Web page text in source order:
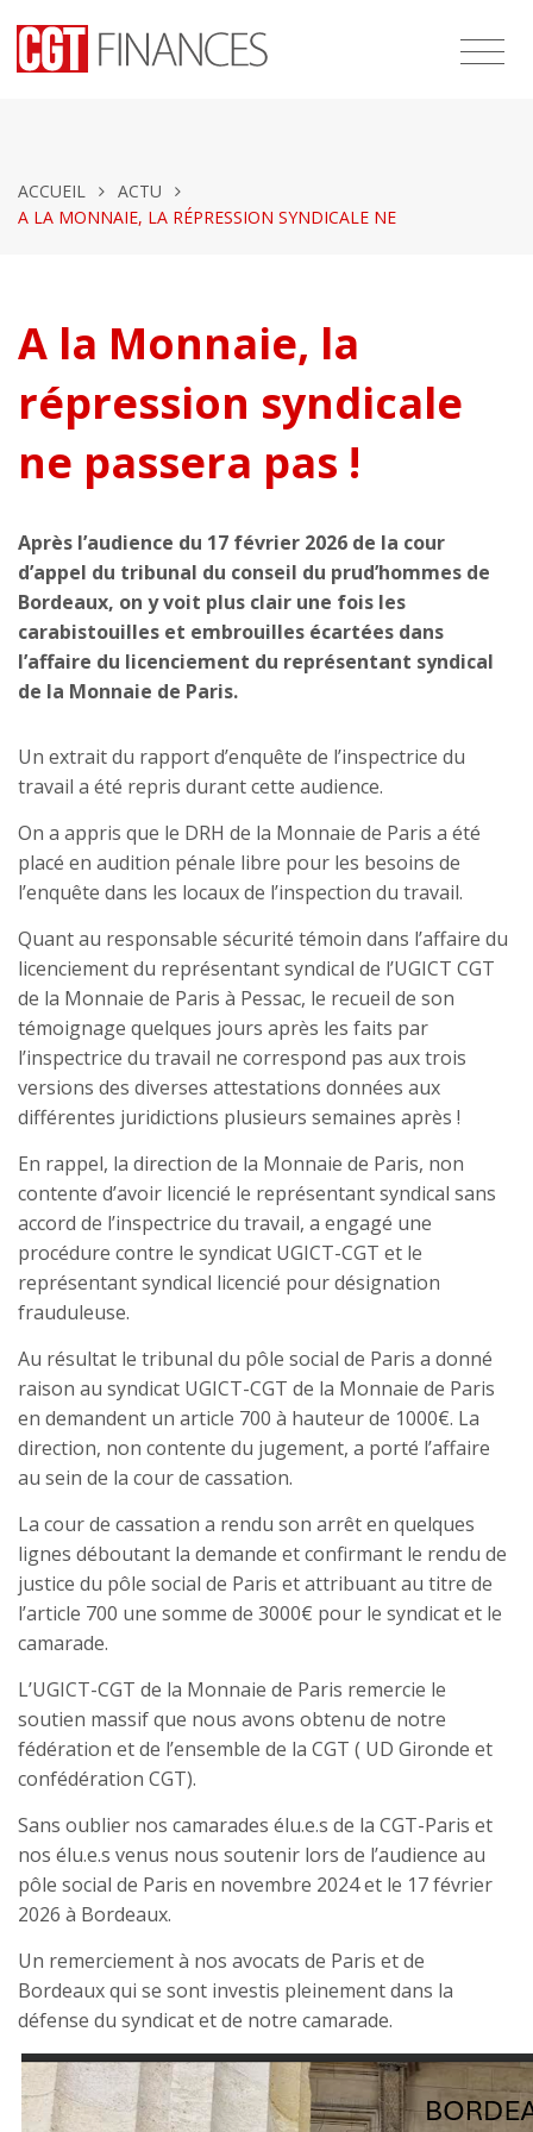
ACCUEIL
ACTU
A LA MONNAIE, LA RÉPRESSION SYNDICALE NE
A la Monnaie, la
répression syndicale
ne passera pas !
Après l’audience du 17 février 2026 de la cour
d’appel du tribunal du conseil du prud’hommes de
Bordeaux, on y voit plus clair une fois les
carabistouilles et embrouilles écartées dans
l’affaire du licenciement du représentant syndical
de la Monnaie de Paris.
Un extrait du rapport d’enquête de l’inspectrice du
travail a été repris durant cette audience.
On a appris que le DRH de la Monnaie de Paris a été
placé en audition pénale libre pour les besoins de
l’enquête dans les locaux de l’inspection du travail.
Quant au responsable sécurité témoin dans l’affaire du
licenciement du représentant syndical de l’UGICT CGT
de la Monnaie de Paris à Pessac, le recueil de son
témoignage quelques jours après les faits par
l’inspectrice du travail ne correspond pas aux trois
versions des diverses attestations données aux
différentes juridictions plusieurs semaines après !
En rappel, la direction de la Monnaie de Paris, non
contente d’avoir licencié le représentant syndical sans
accord de l’inspectrice du travail, a engagé une
procédure contre le syndicat UGICT-CGT et le
représentant syndical licencié pour désignation
frauduleuse.
Au résultat le tribunal du pôle social de Paris a donné
raison au syndicat UGICT-CGT de la Monnaie de Paris
en demandent un article 700 à hauteur de 1000€. La
direction, non contente du jugement, a porté l’affaire
au sein de la cour de cassation.
La cour de cassation a rendu son arrêt en quelques
lignes déboutant la demande et confirmant le rendu de
justice du pôle social de Paris et attribuant au titre de
l’article 700 une somme de 3000€ pour le syndicat et le
camarade.
L’UGICT-CGT de la Monnaie de Paris remercie le
soutien massif que nous avons obtenu de notre
fédération et de l’ensemble de la CGT ( UD Gironde et
confédération CGT).
Sans oublier nos camarades élu.e.s de la CGT-Paris et
nos élu.e.s venus nous soutenir lors de l’audience au
pôle social de Paris en novembre 2024 et le 17 février
2026 à Bordeaux.
Un remerciement à nos avocats de Paris et de
Bordeaux qui se sont investis pleinement dans la
défense du syndicat et de notre camarade.